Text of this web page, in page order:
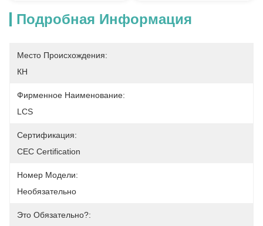
Подробная Информация
Место Происхождения:
КН
Фирменное Наименование:
LCS
Сертификация:
CEC Certification
Номер Модели:
Необязательно
Это Обязательно?: